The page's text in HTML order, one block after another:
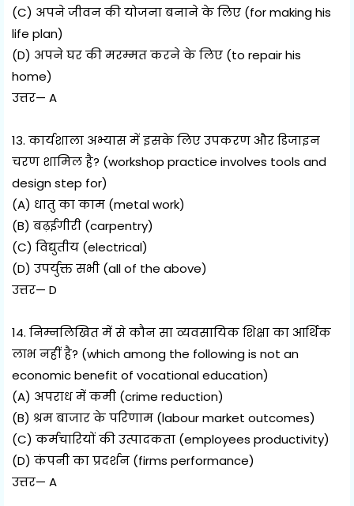
(C) अपने जीवन की योजना बनाने के लिए (for making his
life plan)
(D) अपने घर की मरम्मत करने के लिए (to repair his
home)
उत्तर— A
13. कार्यशाला अभ्यास में इसके लिए उपकरण और डिजाइन
चरण शामिल है? (workshop practice involves tools and
design step for)
(A) धातु का काम (metal work)
(B) बढ़ईगीरी (carpentry)
(C) विद्युतीय (electrical)
(D) उपर्युक्त सभी (all of the above)
उत्तर— D
14. निम्नलिखित में से कौन सा व्यवसायिक शिक्षा का आर्थिक
लाभ नहीं है? (which among the following is not an
economic benefit of vocational education)
(A) अपराध में कमी (crime reduction)
(B) श्रम बाजार के परिणाम (labour market outcomes)
(C) कर्मचारियों की उत्पादकता (employees productivity)
(D) कंपनी का प्रदर्शन (firms performance)
उत्तर— A